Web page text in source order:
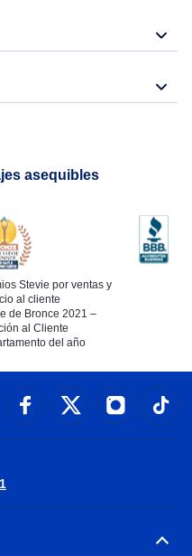
asequibles
Stevie por ventas y
al cliente
de Bronce 2021 –
al Cliente
del año